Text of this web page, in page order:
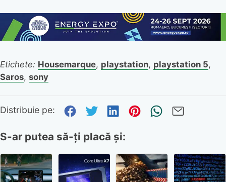
Etichete: Housemarque, playstation, playstation 5,
Saros, sony
Distribuie pe: Distribuie pe Facebook
Distribuie pe Twitter
Distribuie pe
Distribuie pe
Trimite
S-ar putea să-ți placă și: